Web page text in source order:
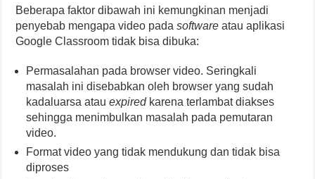
Beberapa faktor dibawah ini kemungkinan menjadi
penyebab mengapa video padasoftwareatau aplikasi
Google Classroom tidak bisa dibuka:
Permasalahan pada browser video. Seringkali
masalah ini disebabkan oleh browser yang sudah
kadaluarsa atauexpired karena terlambat diakses
sehingga menimbulkan masalah pada pemutaran
video.
Format video yang tidak mendukung dan tidak bisa
diproses